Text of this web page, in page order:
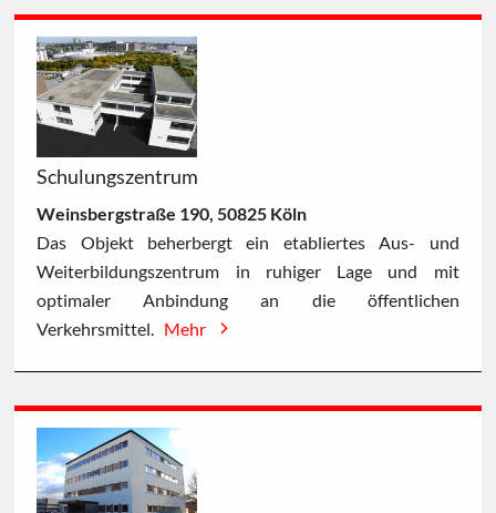
Schulungszentrum
Weinsbergstraße 190, 50825 Köln
Das Objekt beherbergt ein etabliertes Aus- und
Weiterbildungszentrum in ruhiger Lage und mit
optimaler Anbindung an die öffentlichen
Verkehrsmittel. Mehr